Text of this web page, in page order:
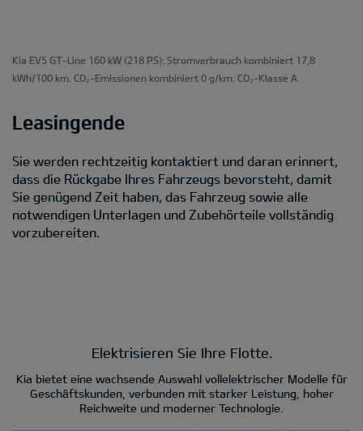
Kia EV5 GT-Line 160 kW (218 PS): Stromverbrauch kombiniert 17,8
kWh/100 km. CO₂-Emissionen kombiniert 0 g/km. CO₂-Klasse A.
Leasingende
Sie werden rechtzeitig kontaktiert und daran erinnert,
dass die Rückgabe Ihres Fahrzeugs bevorsteht, damit
Sie genügend Zeit haben, das Fahrzeug sowie alle
notwendigen Unterlagen und Zubehörteile vollständig
vorzubereiten.
Elektrisieren Sie Ihre Flotte.
Kia bietet eine wachsende Auswahl vollelektrischer Modelle für
Geschäftskunden, verbunden mit starker Leistung, hoher
Reichweite und moderner Technologie.